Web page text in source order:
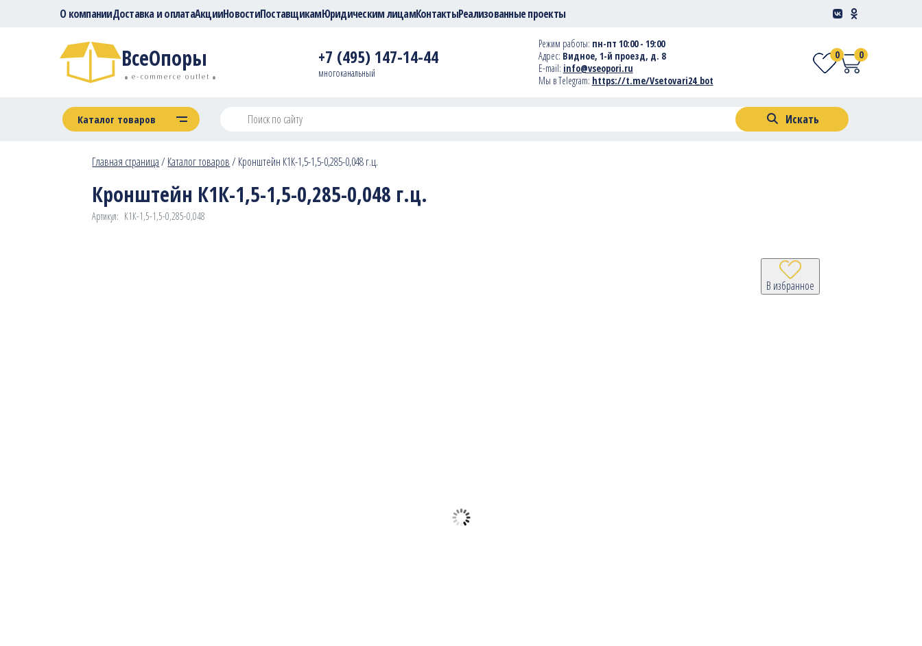
О компанииДоставка и оплатаАкцииНовостиПоставщикамЮридическим лицамКонтактыРеализованные проекты
ВсеОпоры
e-commerce outlet
+7 (495) 147-14-44
многоканальный
Режим работы: пн-пт 10:00 - 19:00
Адрес: Видное, 1-й проезд, д. 8
E-mail: info@vseopori.ru
Мы в Telegram: https://t.me/Vsetovari24_bot
0
0
Каталог товаров Искать
Главная страница/Каталог товаров/Кронштейн К1К-1,5-1,5-0,285-0,048 г.ц.
Кронштейн К1К-1,5-1,5-0,285-0,048 г.ц.
Артикул: К1К-1,5-1,5-0,285-0,048
В избранное